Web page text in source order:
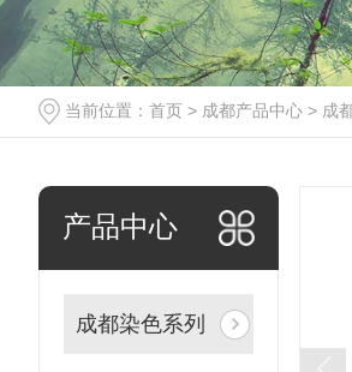
当前位置： 首页 > 成都产品中心 > 成
产品中心
成都染色系列